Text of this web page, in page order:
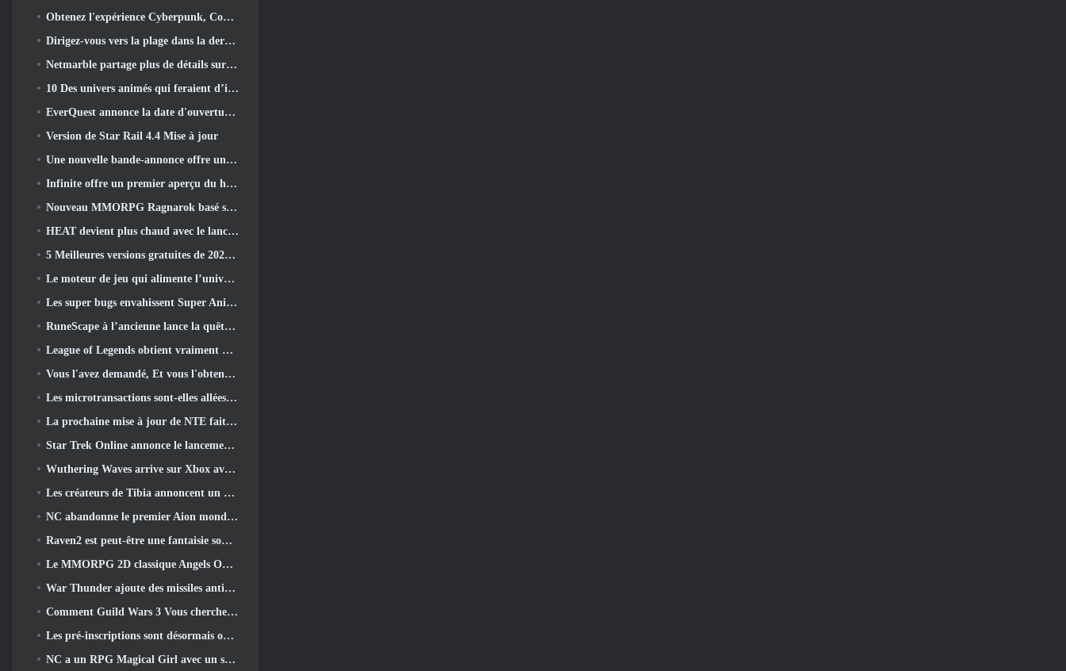
Obtenez l'expérience Cyberpunk, Complet avec la cyberpsychose, Dans le prochain événement crossover d’Apex Legends
Dirigez-vous vers la plage dans la dernière mise à jour de Palia
Netmarble partage plus de détails sur le prochain jeu de mise à niveau solo, Mise à niveau en solo: KARMA à l’Anime Expo
10 Des univers animés qui feraient d’incroyables MMO
EverQuest annonce la date d'ouverture du deuxième 2026 Serveur d'extension temporisé
Version de Star Rail 4.4 Mise à jour
Une nouvelle bande-annonce offre un aperçu du gameplay de Silver Palace
Infinite offre un premier aperçu du héros ressemblant à une sirène à venir dans le printemps-été 2013: Lumière du soir
Nouveau MMORPG Ragnarok basé sur un navigateur, L'univers Ragnarok annoncé
HEAT devient plus chaud avec le lancement d'une nouvelle carte du désert
5 Meilleures versions gratuites de 2025, Vaut-il toujours la peine d'y jouer 2026?
Le moteur de jeu qui alimente l’univers mono-fragment d’Eve Online est désormais open source
Les super bugs envahissent Super Animal Royale dans la mise à jour « Super Natural »
RuneScape à l’ancienne lance la quête du grand maître « La Lune de sang se lève », Mettre fin à une série de quêtes de 20 ans
League of Legends obtient vraiment un mode classique
Vous l'avez demandé, Et vous l'obtenez. Les guildes sont maintenant disponibles dans Eterspire
Les microtransactions sont-elles allées trop loin dans les jeux gratuits?
La prochaine mise à jour de NTE fait un petit détour dans un jeu de table fantastique
Star Trek Online annonce le lancement de la prochaine saison « Undiscovered »
Wuthering Waves arrive sur Xbox avec la version 3.5 Mise à jour
Les créateurs de Tibia annoncent un nouveau test du MMORPG Zombie à l'ancienne, Persister en ligne
NC abandonne le premier Aion mondial 2 Vidéo des développeurs, Partager des détails sur le jeu
Raven2 est peut-être une fantaisie sombre, Mais cela n’arrête pas les plaisirs de l’été
Le MMORPG 2D classique Angels Online est lancé aujourd'hui dans le monde entier
War Thunder ajoute des missiles anti-radiations et une mesure de soutien électronique dans la mise à jour de la cavalerie lourde
Comment Guild Wars 3 Vous cherchez peut-être à innover dans l’espace MMO
Les pré-inscriptions sont désormais ouvertes pour le MIRESI de Smilegate: Un avenir invisible
NC a un RPG Magical Girl avec un style artistique inspiré de l’anime des années 90 en préparation